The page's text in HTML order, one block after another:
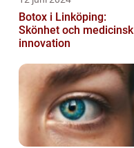
Botox i Linköping:
Skönhet och medicinsk
innovation